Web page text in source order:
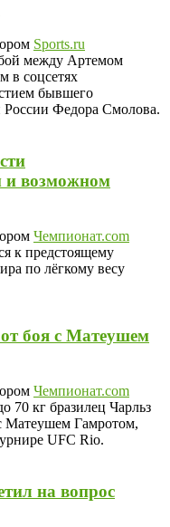
Sports.ru
между Артемом
в соцсетях
бывшего
России Федора Смолова.
и возможном
Чемпионат.com
к предстоящему
по лёгкому весу
боя с Матеушем
Чемпионат.com
70 кг бразилец Чарльз
Матеушем Гамротом,
UFC Rio.
на вопрос